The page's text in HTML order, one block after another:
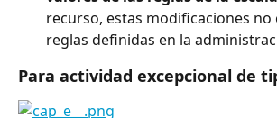
recurso, estas modificaciones no
reglas definidas en la
Para actividad excepcional de